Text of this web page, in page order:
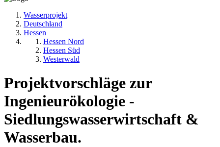
Wasserprojekt
Deutschland
Hessen
Hessen Nord
Hessen Süd
Westerwald
Projektvorschläge zur
Ingenieurökologie -
Siedlungswasserwirtschaft &
Wasserbau.